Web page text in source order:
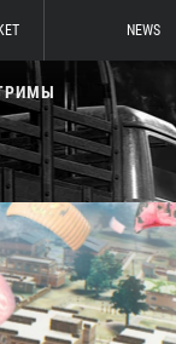
NEWS